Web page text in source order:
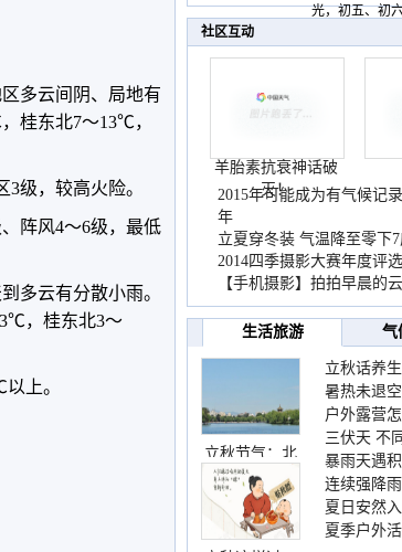
多云间阴、局地有
桂东北7～13℃，
级，较高火险。
阵风4～6级，最低
多云有分散小雨。
，桂东北3～
上。
光，初五、初
天气
社区互动
羊胎素抗衰神话破
灭！
2015年可能成为有气候记
年
立夏穿冬装 气温降至零下
2014四季摄影大赛年度评
【手机摄影】拍拍早晨的云
生活旅游 气
立秋节气：北
立秋话养
着急 先清
暑热未退
护住肩颈
户外露营
这份攻略
三伏天 不
要点请收好
暴雨天遇
险提示请
连续强降
灾害 这些
夏日安然
温小贴士
夏季户外